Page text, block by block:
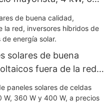
uso fuera de la red.
solares de buena
fuera de la red,
kW y 10,2 kW para